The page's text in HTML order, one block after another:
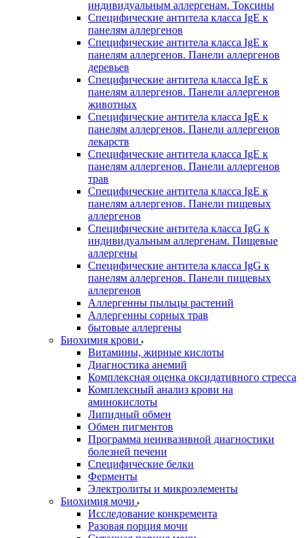
индивидуальным аллергенам. Токсины
Специфические антитела класса IgE к
панелям аллергенов
Специфические антитела класса IgE к
панелям аллергенов. Панели аллергенов
деревьев
Специфические антитела класса IgE к
панелям аллергенов. Панели аллергенов
животных
Специфические антитела класса IgE к
панелям аллергенов. Панели аллергенов
лекарств
Специфические антитела класса IgE к
панелям аллергенов. Панели аллергенов
трав
Специфические антитела класса IgE к
панелям аллергенов. Панели пищевых
аллергенов
Специфические антитела класса IgG к
индивидуальным аллергенам. Пищевые
аллергены
Специфические антитела класса IgG к
панелям аллергенов. Панели пищевых
аллергенов
Аллергенны пыльцы растений
Аллергенны сорных трав
бытовые аллергены
Биохимия крови
Витамины, жирные кислоты
Диагностика анемий
Комплексная оценка оксидативного стресса
Комплексный анализ крови на
аминокислоты
Липидный обмен
Обмен пигментов
Программа неинвазивной диагностики
болезней печени
Специфические белки
Ферменты
Электролиты и микроэлементы
Биохимия мочи
Исследование конкремента
Разовая порция мочи